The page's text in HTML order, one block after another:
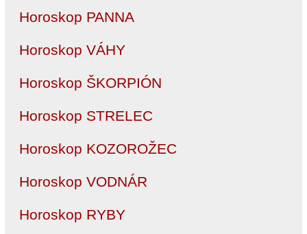
Horoskop PANNA
Horoskop VÁHY
Horoskop ŠKORPIÓN
Horoskop STRELEC
Horoskop KOZOROŽEC
Horoskop VODNÁR
Horoskop RYBY